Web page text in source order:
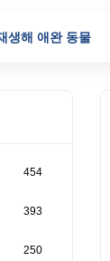
생해 애완 동물
454
393
250